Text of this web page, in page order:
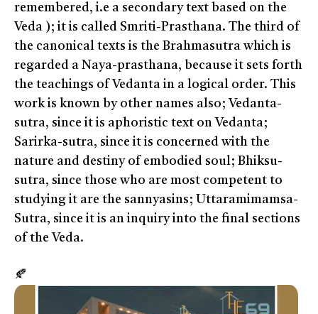
remembered, i.e a secondary text based on the
Veda ); it is called Smriti-Prasthana. The third of
the canonical texts is the Brahmasutra which is
regarded a Naya-prasthana, because it sets forth
the teachings of Vedanta in a logical order. This
work is known by other names also; Vedanta-
sutra, since it is aphoristic text on Vedanta;
Sarirka-sutra, since it is concerned with the
nature and destiny of embodied soul; Bhiksu-
sutra, since those who are most competent to
studying it are the sannyasins; Uttaramimamsa-
Sutra, since it is an inquiry into the final sections
of the Veda.
🍂